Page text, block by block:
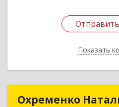
Показать
Охременко